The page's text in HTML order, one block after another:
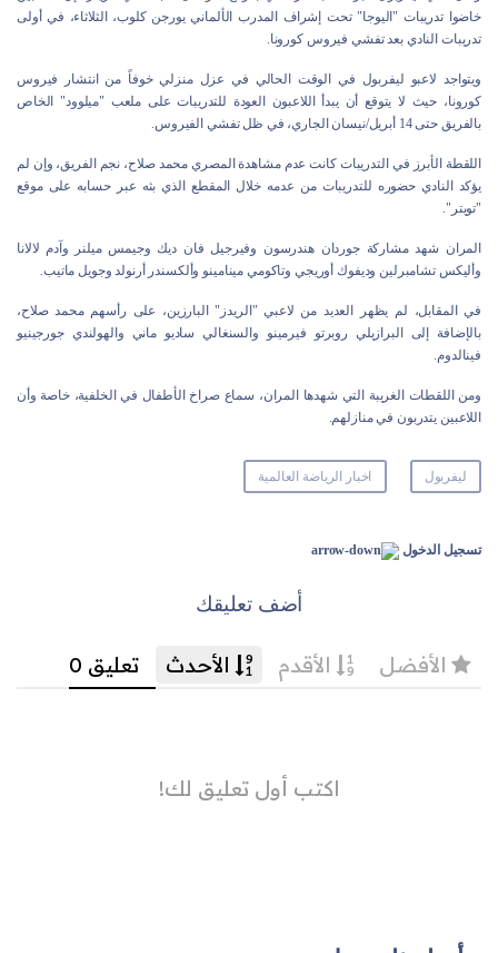
خاضوا تدريبات "اليوجا" تحت إشراف المدرب الألماني يورجن كلوب، الثلاثاء، في أولى
تدريبات النادي بعد تفشي فيروس كورونا.
ويتواجد لاعبو ليفربول في الوقت الحالي في عزل منزلي خوفاً من انتشار فيروس
كورونا، حيث لا يتوقع أن يبدأ اللاعبون العودة للتدريبات على ملعب "ميلوود" الخاص
بالفريق حتى 14 أبريل/نيسان الجاري، في ظل تفشي الفيروس.
اللقطة الأبرز في التدريبات كانت عدم مشاهدة المصري محمد صلاح، نجم الفريق، وإن لم
يؤكد النادي حضوره للتدريبات من عدمه خلال المقطع الذي بثه عبر حسابه على موقع
"تويتر".
المران شهد مشاركة جوردان هندرسون وفيرجيل فان ديك وجيمس ميلنر وآدم لالانا
وأليكس تشامبرلين وديفوك أوريجي وتاكومي مينامينو وألكسندر أرنولد وجويل ماتيب.
في المقابل، لم يظهر العديد من لاعبي "الريدز" البارزين، على رأسهم محمد صلاح،
بالإضافة إلى البرازيلي روبرتو فيرمينو والسنغالي ساديو ماني والهولندي جورجينيو
فينالدوم.
ومن اللقطات الغريبة التي شهدها المران، سماع صراخ الأطفال في الخلفية، خاصة وأن
اللاعبين يتدربون في منازلهم.
ليفربول اخبار الرياضة العالمية
تسجيل الدخول
أضف تعليقك